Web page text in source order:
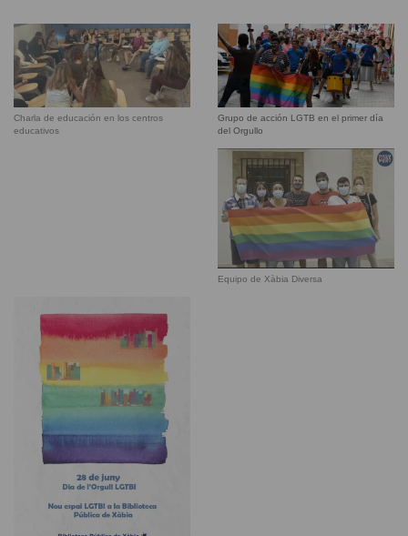
Charla de educación en los centros
educativos
Grupo de acción LGTB en el primer día
del Orgullo
Equipo de Xàbia Diversa